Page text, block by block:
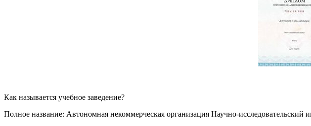
Как называется учебное заведение?
Полное название: Автономная некоммерческая организация Научно-